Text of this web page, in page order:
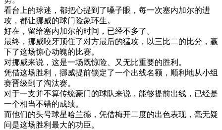
看台上的球迷 ， 都把心提到 了嗓子眼 ， 每一次塞内加尔的进
攻 ， 都让挪威的球门 险象环生。
好在 ， 留给塞内加尔的时间 ， 已经不多了。
最终 ， 挪威咬牙顶住了对方最后的猛攻 ， 以三比二的比分 ， 赢
下了这场惊心动魄的比赛。
对挪威来说 ， 这是一场既惊险、 又无比重要的胜利 。
凭借这场胜利 ， 挪威提前锁定了一个出线名额 ， 顺利 地从小组
赛晋级到了淘汰赛。
对于一支并不算传统豪门的球队来说 ， 能够提前出线 ， 已经是
一个相当不错的成绩。
而他们的头号球星哈兰德 ， 凭借梅开二度的出色表现 ， 毫无疑
问是这场胜利 最大的功臣。